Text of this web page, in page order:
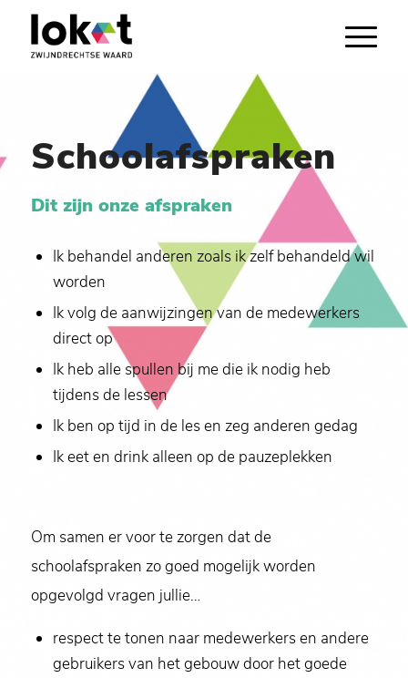
Schoolafspraken
Dit zijn onze afspraken
Ik behandel anderen zoals ik zelf behandeld wil
worden
Ik volg de aanwijzingen van de medewerkers
direct op
Ik heb alle spullen bij me die ik nodig heb
tijdens de lessen
Ik ben op tijd in de les en zeg anderen gedag
Ik eet en drink alleen op de pauzeplekken
Om samen er voor te zorgen dat de
schoolafspraken zo goed mogelijk worden
opgevolgd vragen jullie…
respect te tonen naar medewerkers en andere
gebruikers van het gebouw door het goede